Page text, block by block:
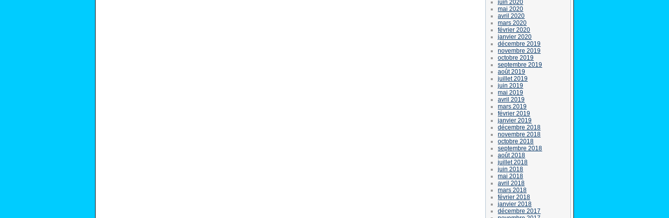
juin 2020
mai 2020
avril 2020
mars 2020
février 2020
janvier 2020
décembre 2019
novembre 2019
octobre 2019
septembre 2019
août 2019
juillet 2019
juin 2019
mai 2019
avril 2019
mars 2019
février 2019
janvier 2019
décembre 2018
novembre 2018
octobre 2018
septembre 2018
août 2018
juillet 2018
juin 2018
mai 2018
avril 2018
mars 2018
février 2018
janvier 2018
décembre 2017